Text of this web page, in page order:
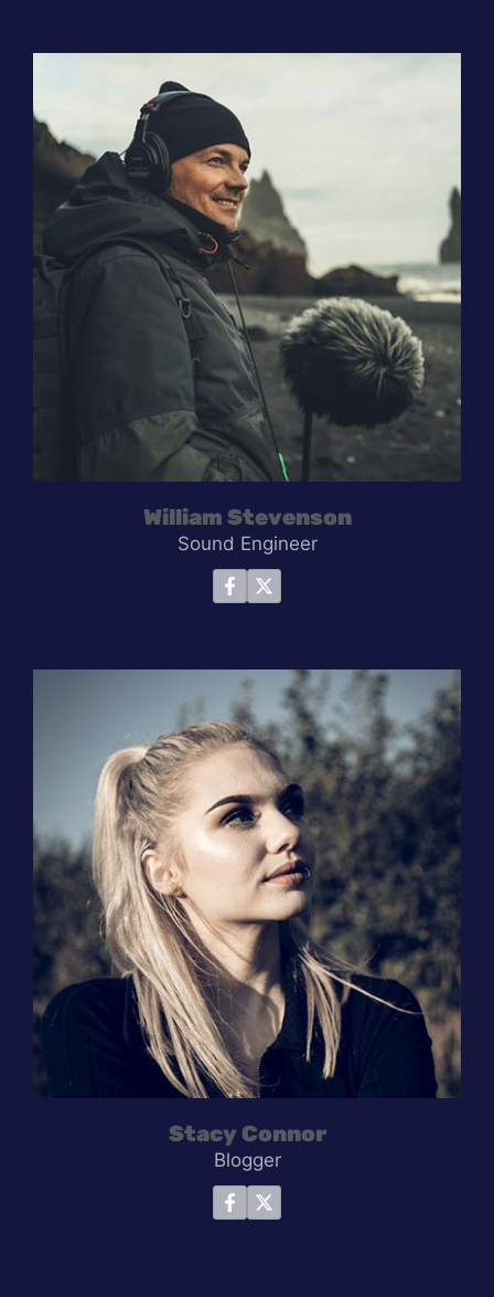
William Stevenson
Sound Engineer
Stacy Connor
Blogger